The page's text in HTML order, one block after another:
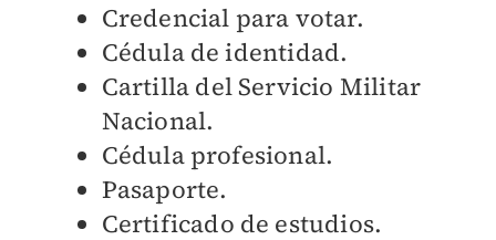
Credencial para votar.
Cédula de identidad.
Cartilla del Servicio Militar
Nacional.
Cédula profesional.
Pasaporte.
Certificado de estudios.